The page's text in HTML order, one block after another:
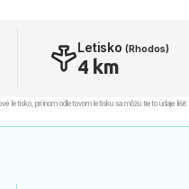
Letisko (Rhodos)
4 km
letisko, pri inom odletovom letisku sa môžu tieto údaje líšiť.